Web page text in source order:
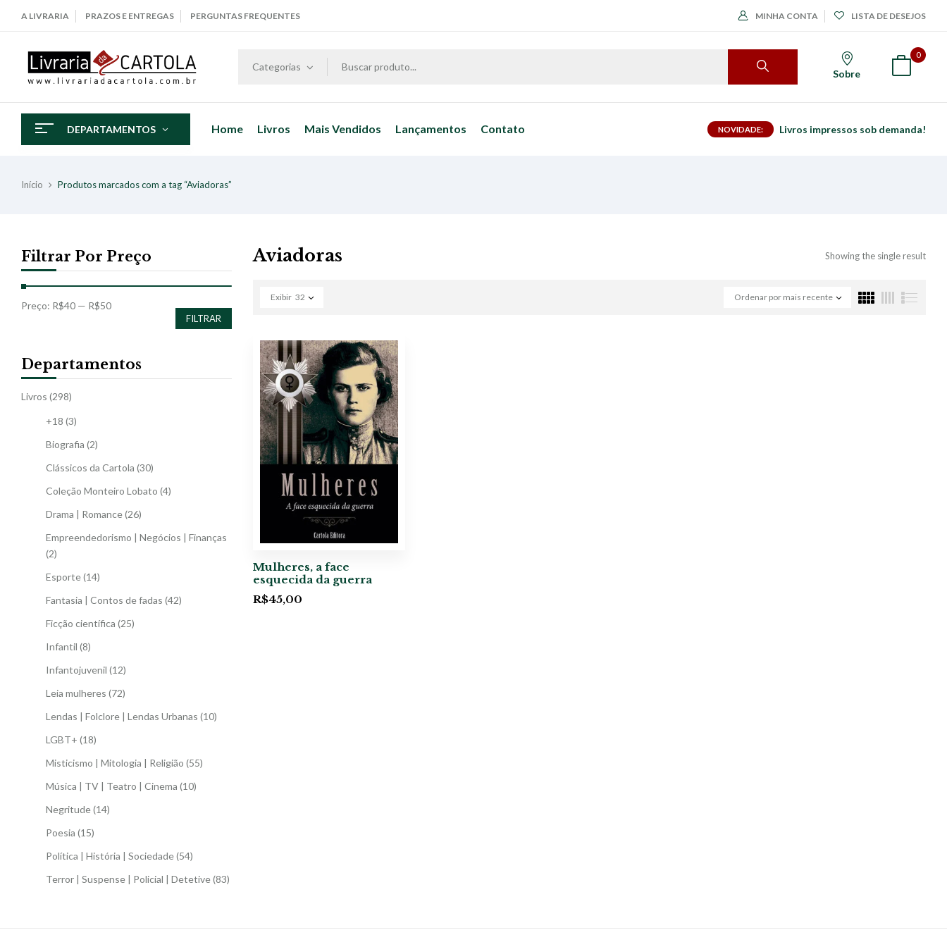
A LIVRARIA PRAZOS E ENTREGAS PERGUNTAS FREQUENTES MINHA CONTA LISTA DE DESEJOS
Categorias
Sobre
0
DEPARTAMENTOS Home Livros Mais Vendidos Lançamentos Contato NOVIDADE: Livros impressos sob demanda!
Início Produtos marcados com a tag “Aviadoras”
Filtrar Por Preço
FILTRAR
Preço: R$40 — R$50
Departamentos
Livros (298)
+18 (3)
Biografia (2)
Clássicos da Cartola (30)
Coleção Monteiro Lobato (4)
Drama | Romance(26)
Empreendedorismo | Negócios | Finanças
(2)
Esporte(14)
Fantasia | Contos de fadas (42)
Ficção científica (25)
Infantil (8)
Infantojuvenil (12)
Leia mulheres (72)
Lendas | Folclore | Lendas Urbanas (10)
LGBT+ (18)
Misticismo | Mitologia | Religião (55)
Música | TV | Teatro | Cinema (10)
Negritude(14)
Poesia (15)
Política | História | Sociedade(54)
Terror | Suspense | Policial | Detetive(83)
Aviadoras Showing the single result
Ordenar por mais recente
Exibir 32
Mulheres, a face
esquecida da guerra
R$45,00